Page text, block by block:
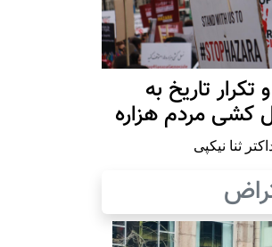
تاريخ به
کشی مردم هزاره
ثنا نیکپی